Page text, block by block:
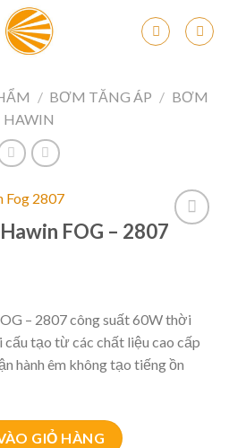
/ BƠM TĂNG ÁP / BƠM
HAWIN
FOG – 2807
– 2807 công suất 60W thời
tạo từ các chất liệu cao cấp
hành êm không tạo tiếng ồn
– 2807 số lượng
GIỎ HÀNG